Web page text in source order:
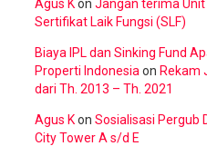
Agus Kon Jangan terima Unit
Sertifikat Laik Fungsi (SLF)
Biaya IPL dan Sinking Fund
Properti Indonesia on Rekam
dari Th. 2013 – Th. 2021
Agus Kon Sosialisasi Pergub
City Tower A s/d E